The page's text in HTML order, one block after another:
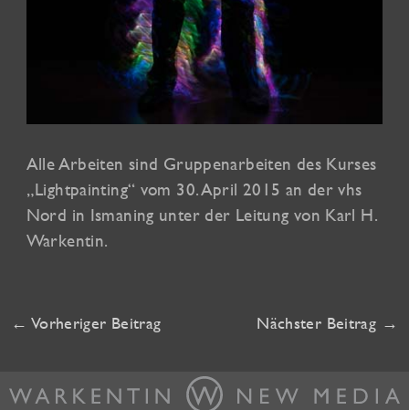
Alle Arbeiten sind Gruppenarbeiten des Kurses
„Lightpainting“ vom 30. April 2015 an der vhs
Nord in Ismaning unter der Leitung von Karl H.
Warkentin.
← Vorheriger Beitrag Nächster Beitrag →